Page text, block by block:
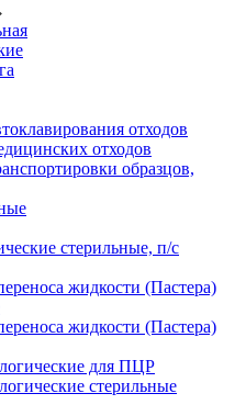
отходов
отходов
образцов,
стерильные, п/с
жидкости (Пастера)
жидкости (Пастера)
для ПЦР
стерильные